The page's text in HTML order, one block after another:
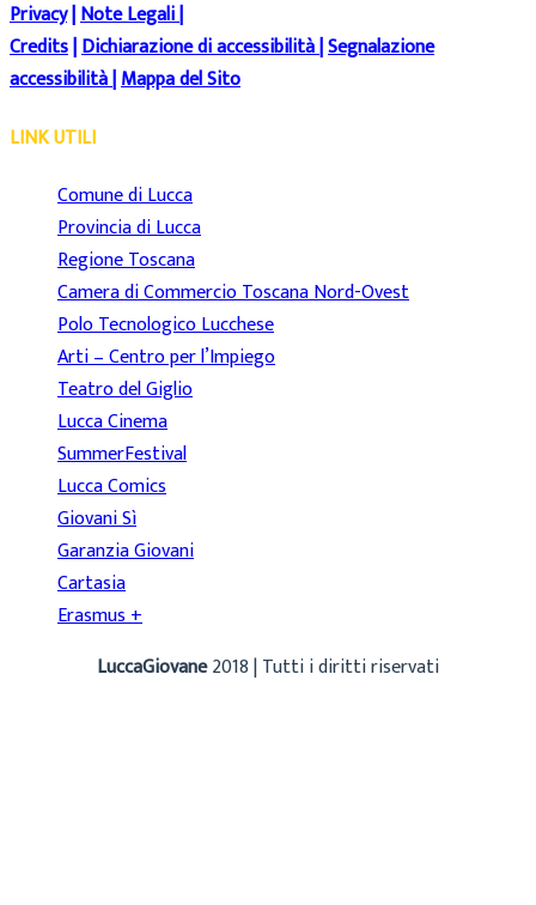
Privacy|Note Legali|
Credits|Dichiarazione di accessibilità|Segnalazione
accessibilità|Mappa del Sito
LINK UTILI
Comune di Lucca
Provincia di Lucca
Regione Toscana
Camera di Commercio Toscana Nord-Ovest
Polo Tecnologico Lucchese
Arti – Centro per l’Impiego
Teatro del Giglio
Lucca Cinema
SummerFestival
Lucca Comics
Giovani Sì
Garanzia Giovani
Cartasia
Erasmus +
LuccaGiovane2018 | Tutti i diritti riservati